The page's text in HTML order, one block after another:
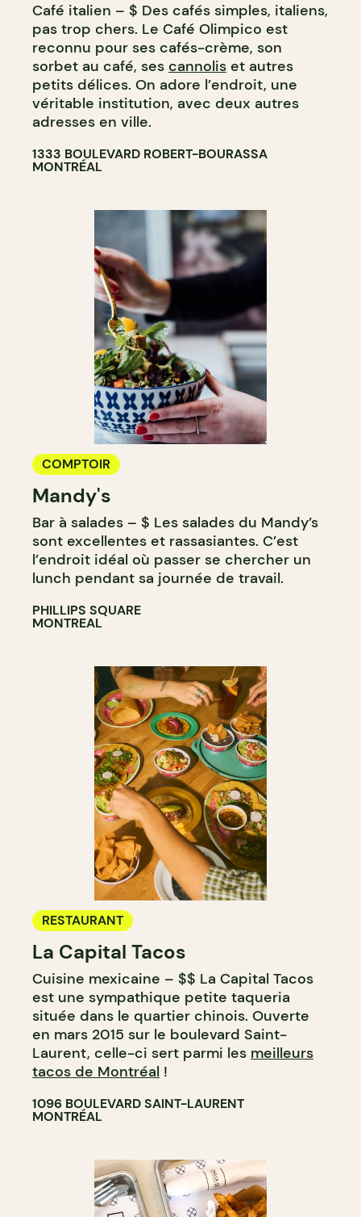
Café italien – $ Des cafés simples, italiens,
pas trop chers. Le Café Olimpico est
reconnu pour ses cafés-crème, son
sorbet au café, ses cannolis et autres
petits délices. On adore l’endroit, une
véritable institution, avec deux autres
adresses en ville.
1333 BOULEVARD ROBERT-BOURASSA
MONTRÉAL
COMPTOIR
Mandy's
Bar à salades – $ Les salades du Mandy’s
sont excellentes et rassasiantes. C’est
l’endroit idéal où passer se chercher un
lunch pendant sa journée de travail.
PHILLIPS SQUARE
MONTREAL
RESTAURANT
La Capital Tacos
Cuisine mexicaine – $$ La Capital Tacos
est une sympathique petite taqueria
située dans le quartier chinois. Ouverte
en mars 2015 sur le boulevard Saint-
Laurent, celle-ci sert parmi les meilleurs
tacos de Montréal !
1096 BOULEVARD SAINT-LAURENT
MONTRÉAL